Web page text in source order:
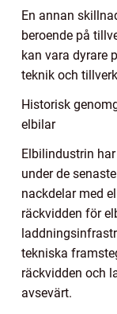
En annan
beroende på
kan vara dyrare
teknik och
Historisk
elbilar
Elbilindustrin
under de
nackdelar med
räckvidden för
tekniska
räckvidden och
avsevärt.